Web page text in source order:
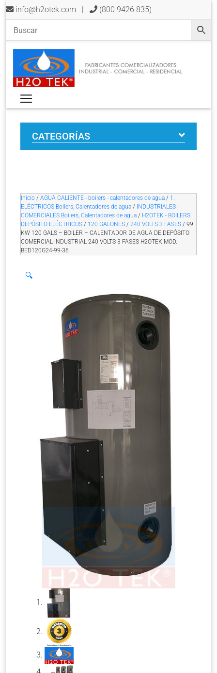
info@h2otek.com | (800 9426 835)
CATEGORÍAS
Inicio / AGUA CALIENTE - boilers - calentadores de agua / 1.
ELÉCTRICOS Boilers, Calentadores de agua / INDUSTRIALES -
COMERCIALES Boilers, Calentadores de agua / H2OTEK - BOILERS
DEPÓSITO ELÉCTRICOS / 120 GALONES / 240 VOLTS 3 FASES / 99
KW 120 GALS – BOILER – CALENTADOR DE AGUA DE DEPÓSITO
COMERCIAL-INDUSTRIAL 240 VOLTS 3 FASES H2OTEK MOD.
BED120G24-99-36
🔍